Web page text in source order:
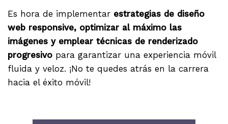
Es hora de implementar estrategias de diseño
web responsive, optimizar al máximo las
imágenes y emplear técnicas de renderizado
progresivo para garantizar una experiencia móvil
fluida y veloz. ¡No te quedes atrás en la carrera
hacia el éxito móvil!